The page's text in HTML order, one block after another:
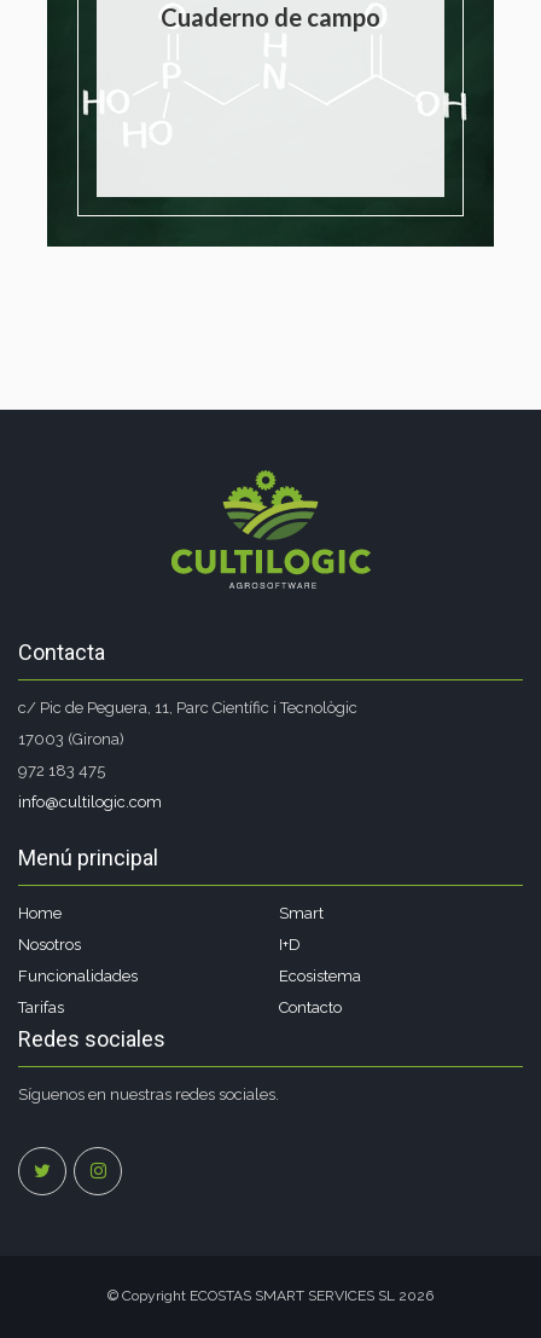
Cuaderno de campo
Contacta
c/ Pic de Peguera, 11, Parc Científic i Tecnològic
17003 (Girona)
972 183 475
info@cultilogic.com
Menú principal
Home
Nosotros
Funcionalidades
Tarifas
Smart
I+D
Ecosistema
Contacto
Redes sociales
Síguenos en nuestras redes sociales.
© Copyright ECOSTAS SMART SERVICES SL 2026